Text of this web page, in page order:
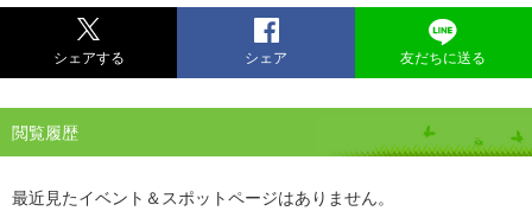
シェアする シェア 友だちに送る
閲覧履歴
最近見たイベント＆スポットページはありません。